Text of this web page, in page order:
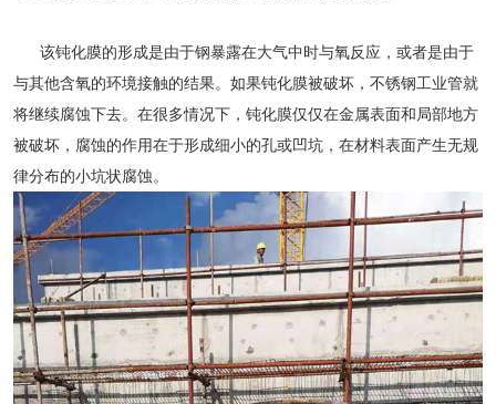
该钝化膜的形成是由于钢暴露在大气中时与氧反应，或者是由于
与其他含氧的环境接触的结果。如果钝化膜被破坏， 不锈钢工业管就
将继续腐蚀下去。在很多情况下，钝化膜仅仅在金属表面和局部地方
被破坏，腐蚀的作用在于形成细小的孔或凹坑，在材料表面产生无规
律分布的小坑状腐蚀。